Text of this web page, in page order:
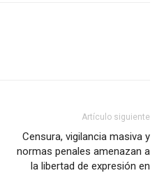
Artículo siguiente
Censura, vigilancia masiva y
normas penales amenazan a
la libertad de expresión en